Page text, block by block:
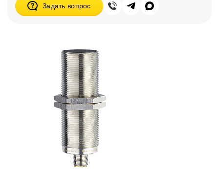
Задать вопрос